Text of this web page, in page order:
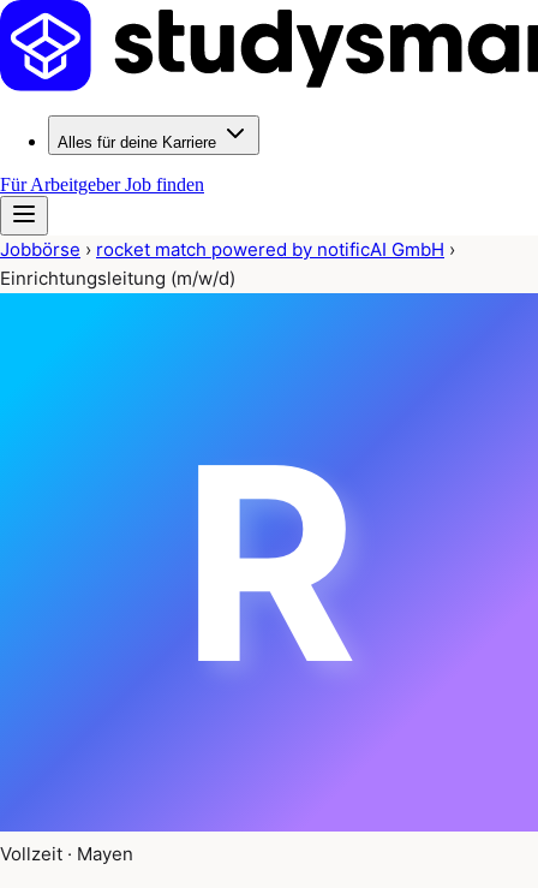
Alles für deine Karriere
Für ArbeitgeberJob finden
Jobbörse › rocket match powered by notificAI GmbH ›
Einrichtungsleitung (m/w/d)
R
Vollzeit · Mayen